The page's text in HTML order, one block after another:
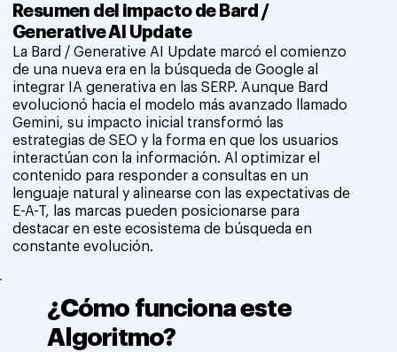
¿Cómo funciona este
Algoritmo?
Resumen del impacto de Bard /
Generative AI Update
La Bard / Generative AI Update marcó el comienzo
de una nueva era en la búsqueda de Google al
integrar IA generativa en las SERP. Aunque Bard
evolucionó hacia el modelo más avanzado llamado
Gemini, su impacto inicial transformó las
estrategias de SEO y la forma en que los usuarios
interactúan con la información. Al optimizar el
contenido para responder a consultas en un
lenguaje natural y alinearse con las expectativas de
E-A-T, las marcas pueden posicionarse para
destacar en este ecosistema de búsqueda en
constante evolución.